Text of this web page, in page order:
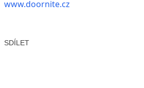
www.doornite.cz
SDÍLET